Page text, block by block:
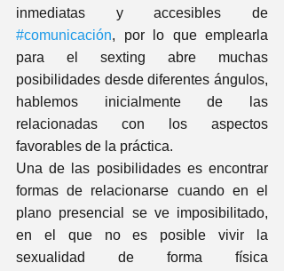
#comunicación, por lo que emplearla
para el sexting abre muchas
posibilidades desde diferentes ángulos,
hablemos inicialmente de las
relacionadas con los aspectos
favorables de la práctica.
Una de las posibilidades es encontrar
formas de relacionarse cuando en el
plano presencial se ve imposibilitado,
en el que no es posible vivir la
sexualidad de forma física